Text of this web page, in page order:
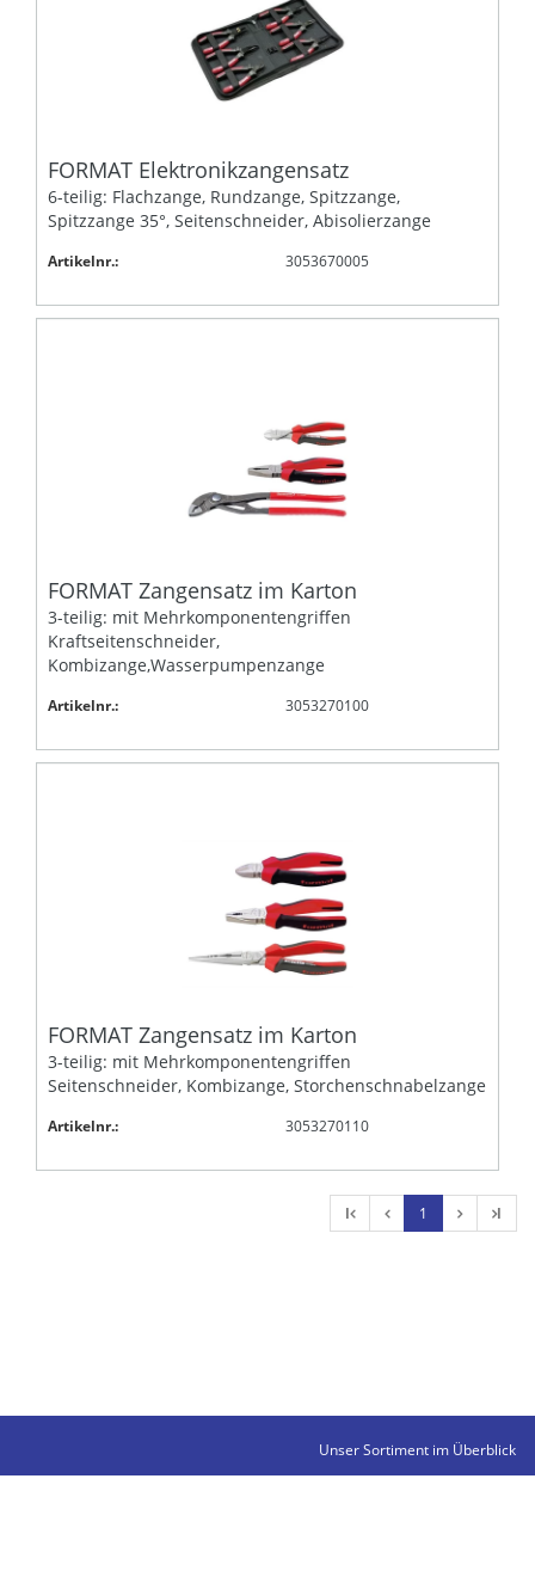
FORMAT Elektronikzangensatz
6-teilig: Flachzange, Rundzange, Spitzzange,
Spitzzange 35°, Seitenschneider, Abisolierzange
Artikelnr.: 3053670005
FORMAT Zangensatz im Karton
3-teilig: mit Mehrkomponentengriffen
Kraftseitenschneider,
Kombizange,Wasserpumpenzange
Artikelnr.: 3053270100
FORMAT Zangensatz im Karton
3-teilig: mit Mehrkomponentengriffen
Seitenschneider, Kombizange, Storchenschnabelzange
Artikelnr.: 3053270110
l 1 l
Unser Sortiment im Überblick